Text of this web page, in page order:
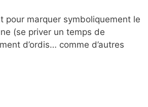
pour marquer symboliquement le
(se priver un temps de
d’ordis… comme d’autres